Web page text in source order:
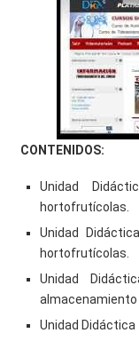
CONTENIDOS:
Unidad
hortofrutícolas.
Unidad
hortofrutícolas.
Unidad
Unidad Didáctica